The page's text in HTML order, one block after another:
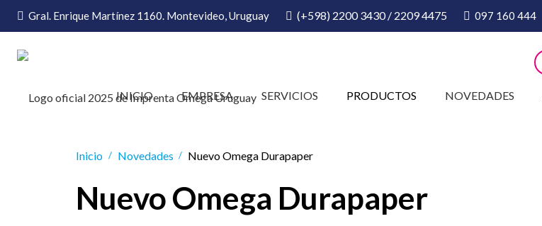
Gral. Enrique Martínez 1160. Montevideo, Uruguay (+598) 2200 3430 / 2209 4475 097 160 444
INICIO
EMPRESA SERVICIOS PRODUCTOS NOVEDADES
Inicio / Novedades / Nuevo Omega Durapaper
Nuevo Omega Durapaper